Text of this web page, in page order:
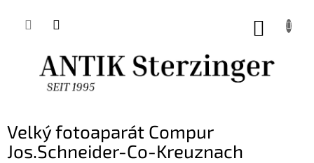
Velký fotoaparát Compur
Jos.Schneider-Co-Kreuznach